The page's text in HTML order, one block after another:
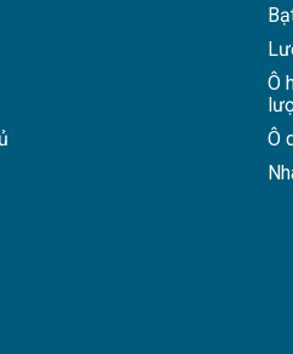
2,5mm là lựa chọn thích hợp
Ô
Ô